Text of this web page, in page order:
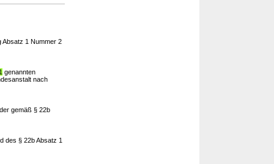
Absatz 1 Nummer 2
genannten
nach
gemäß § 22b
des § 22b Absatz 1